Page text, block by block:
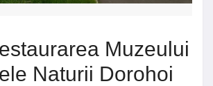
Muzeului
Naturii Dorohoi